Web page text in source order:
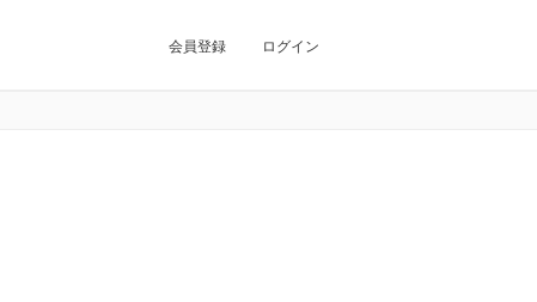
会員登録 ログイン